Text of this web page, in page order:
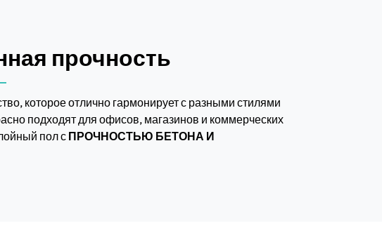
прочность
которое отлично гармонирует с разными стилями
подходят для офисов, магазинов и коммерческих
пол с ПРОЧНОСТЬЮ БЕТОНА И